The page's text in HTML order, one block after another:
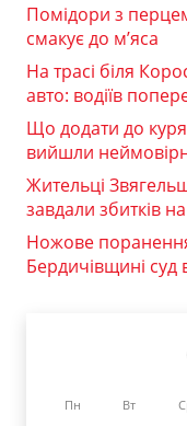
Помідори з
смакує до м’яса
На трасі біля
авто: водіїв
Що додати до
вийшли
Жительці
завдали збитків
Ножове поранення
Бердичівщині суд
Пн Вт